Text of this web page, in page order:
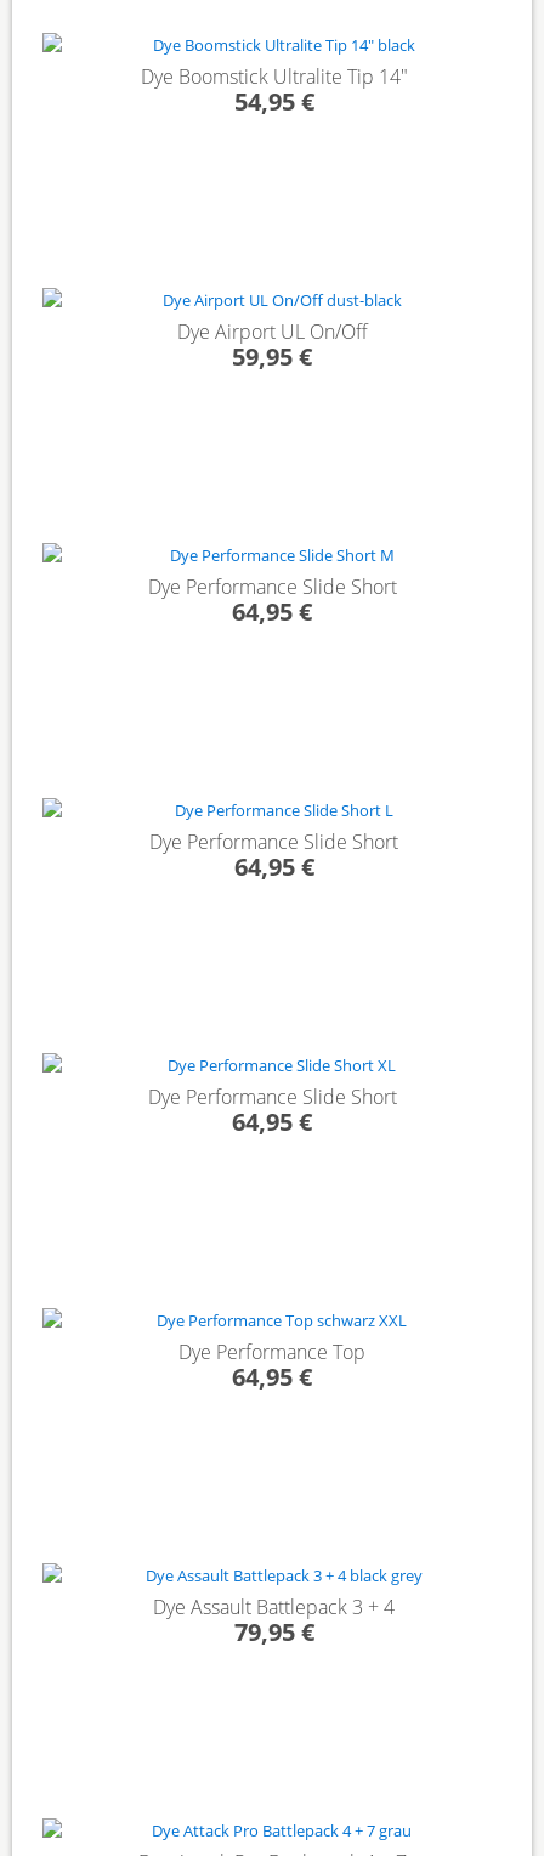
Dye Boomstick Ultralite Tip 14"
54,95 €
Dye Airport UL On/Off
59,95 €
Dye Performance Slide Short
64,95 €
Dye Performance Slide Short
64,95 €
Dye Performance Slide Short
64,95 €
Dye Performance Top
64,95 €
Dye Assault Battlepack 3 + 4
79,95 €